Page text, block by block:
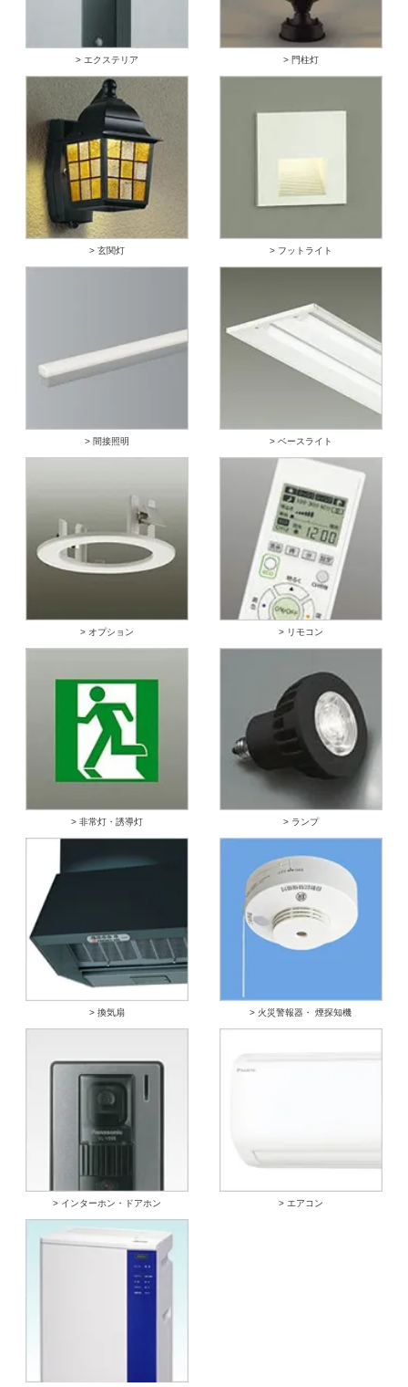
> エクステリア > 門柱灯
> 玄関灯 > フットライト
> 間接照明 > ベースライト
> オプション > リモコン
> 非常灯・誘導灯 > ランプ
> 換気扇 > 火災警報器・ 煙探知機
> インターホン・ドアホン > エアコン